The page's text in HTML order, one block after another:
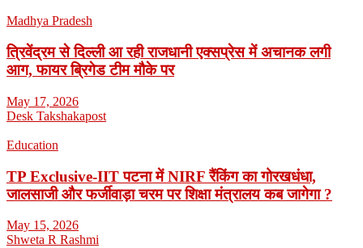
Madhya Pradesh
त्रिवेंद्रम से दिल्ली आ रही राजधानी एक्सप्रेस में अचानक लगी
आग, फायर ब्रिगेड टीम मौके पर
May 17, 2026
Desk Takshakapost
Education
TP Exclusive-IIT पटना में NIRF रैंकिंग का गोरखधंधा,
जालसाजी और फर्जीवाड़ा चरम पर शिक्षा मंत्रालय कब जागेगा ?
May 15, 2026
Shweta R Rashmi